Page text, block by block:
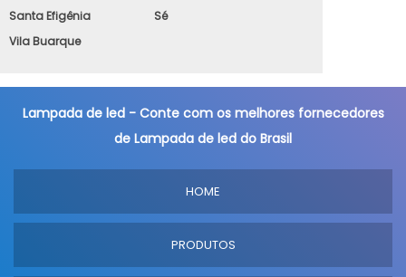
Santa Efigênia
Sé
Vila Buarque
Lampada de led - Conte com os melhores fornecedores
de Lampada de led do Brasil
HOME
PRODUTOS